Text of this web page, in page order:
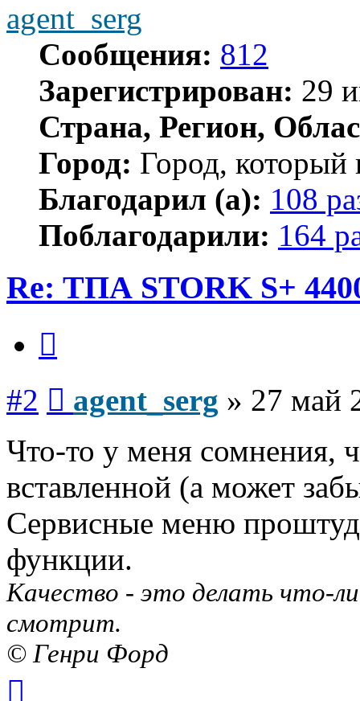
agent_serg
Сообщения: 812
Зарегистрирован: 29
Страна, Регион,
Город: Город, который
Благодарил (а): 108
Поблагодарили: 164
Re: ТПА STORK S+
#2 agent_serg » 27 май
Что-то у меня сомнения,
вставленной (а может
Сервисные меню
функции.
Качество - это делать что-
смотрит.
© Генри Форд